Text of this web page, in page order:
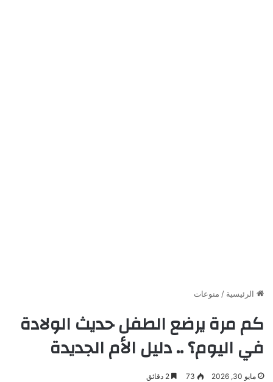
الرئيسية / منوعات
كم مرة يرضع الطفل حديث الولادة
في اليوم؟ .. دليل الأم الجديدة
مايو 30, 2026 73